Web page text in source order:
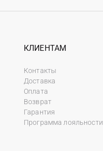
КЛИЕНТАМ
Контакты
Доставка
Оплата
Возврат
Гарантия
Программа лояльности